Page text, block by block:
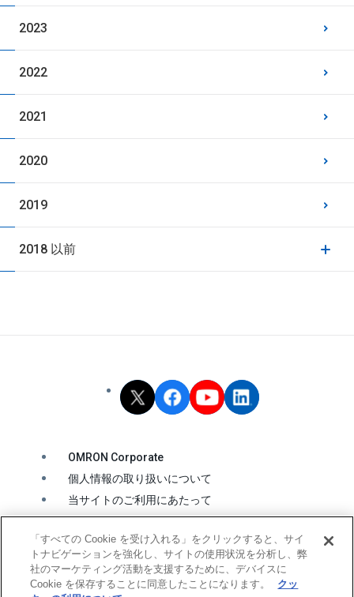
2023
2022
2021
2020
2019
2018 以前
OMRON Corporate
個人情報の取り扱いについて
当サイトのご利用にあたって
クッキーの利用について
ソーシャルメディア公式アカウント運用ポリシー
ウェブアクセシビリティ方針
「すべての Cookie を受け入れる」をクリックすると、サイ
トナビゲーションを強化し、サイトの使用状況を分析し、弊
社のマーケティング活動を支援するために、デバイスに
Cookie を保存することに同意したことになります。
クッ